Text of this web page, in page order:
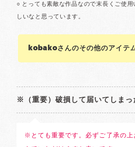
kobakoさんのその他のアイテ
※（重要）破損して届いてしまっ
※とても重要です。必ずご了承の上